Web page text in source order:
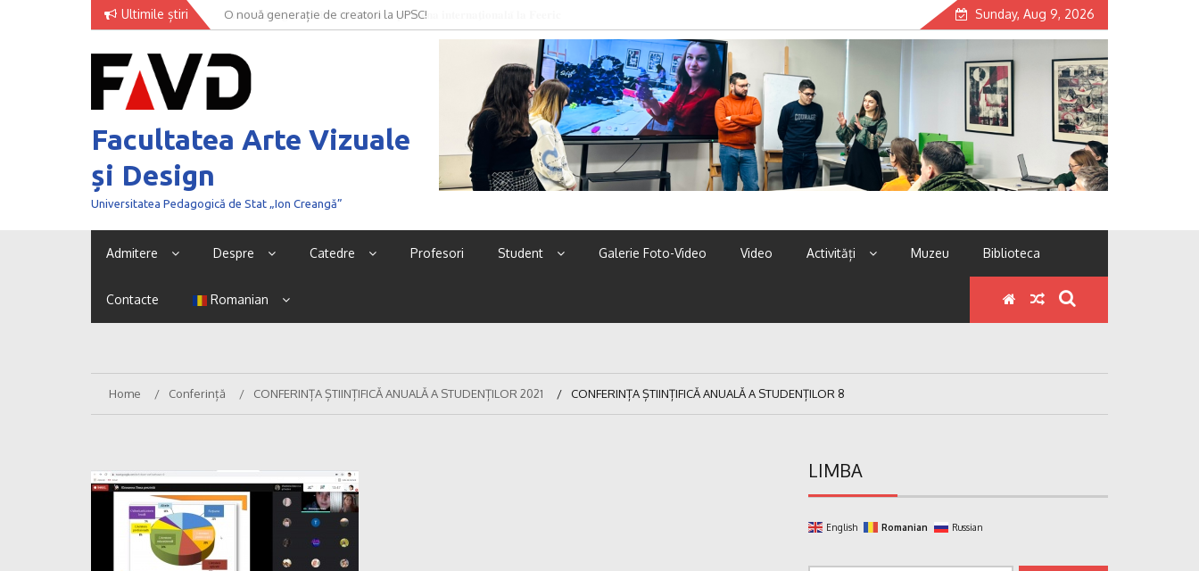
Ultimile știri O nouă generație de creatori la UPSC! Sunday, Aug 9, 2026
Facultatea Arte Vizuale
și Design
Universitatea Pedagogică de Stat „Ion Creangă”
Admitere Despre Catedre Profesori Student Galerie Foto-Video Video Activități Muzeu Biblioteca
Contacte Romanian
Home Conferință CONFERINȚA ȘTIINȚIFICĂ ANUALĂ A STUDENȚILOR 2021 CONFERINȚA ȘTIINȚIFICĂ ANUALĂ A STUDENȚILOR 8
LIMBA
English Romanian Russian